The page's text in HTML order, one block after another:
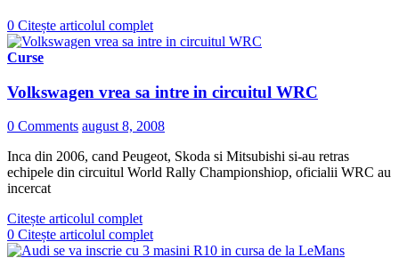
0 Citește articolul complet
Curse
Volkswagen vrea sa intre in circuitul WRC
0 Comments august 8, 2008
Inca din 2006, cand Peugeot, Skoda si Mitsubishi si-au retras
echipele din circuitul World Rally Championshiop, oficialii WRC au
incercat
Citește articolul complet
0 Citește articolul complet